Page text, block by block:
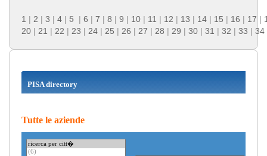
1 | 2 | 3 | 4 | 5 | 6 | 7 | 8 | 9 | 10 | 11 | 12 | 13 | 14 | 15 | 16 | 17 |
20 | 21 | 22 | 23 | 24 | 25 | 26 | 27 | 28 | 29 | 30 | 31 | 32 | 33 | 34
PISA directory
Tutte le aziende